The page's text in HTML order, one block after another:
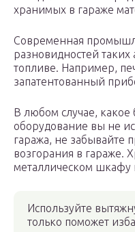
хранимых в гараже
Современная
разновидностей
топливе. Например,
запатентованный
В любом случае, какое
оборудование вы не
гаража, не забывайте
возгорания в гараже.
металлическом шкафу
Используйте
только поможет